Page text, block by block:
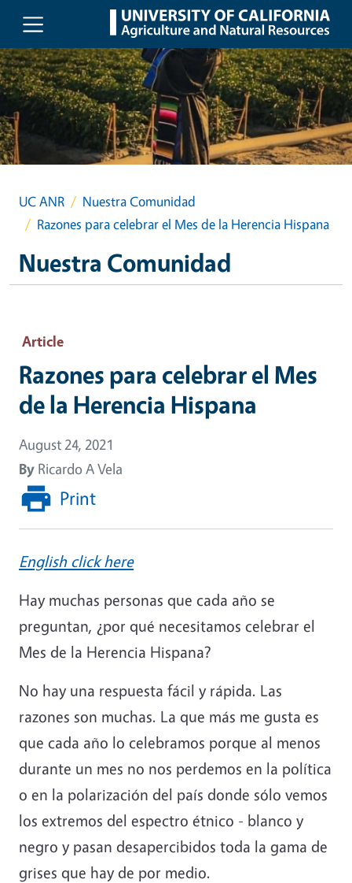
Skip to main content
UC ANR
Nuestra Comunidad
Razones para celebrar el Mes de la Herencia Hispana
Nuestra Comunidad
Article
Razones para celebrar el Mes
de la Herencia Hispana
August 24, 2021
By Ricardo A Vela
Print
English click here
Hay muchas personas que cada año se
preguntan, ¿por qué necesitamos celebrar el
Mes de la Herencia Hispana?
No hay una respuesta fácil y rápida. Las
razones son muchas. La que más me gusta es
que cada año lo celebramos porque al menos
durante un mes no nos perdemos en la política
o en la polarización del país donde sólo vemos
los extremos del espectro étnico - blanco y
negro y pasan desapercibidos toda la gama de
grises que hay de por medio.